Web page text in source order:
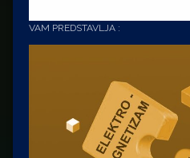
VAM PREDSTAVLJA :